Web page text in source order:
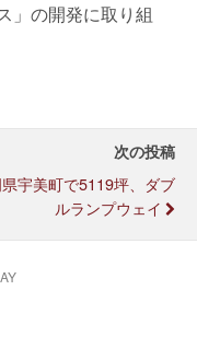
」の開発に取り組
次の投稿
宇美町で5119坪、ダブ
ルランプウェイ